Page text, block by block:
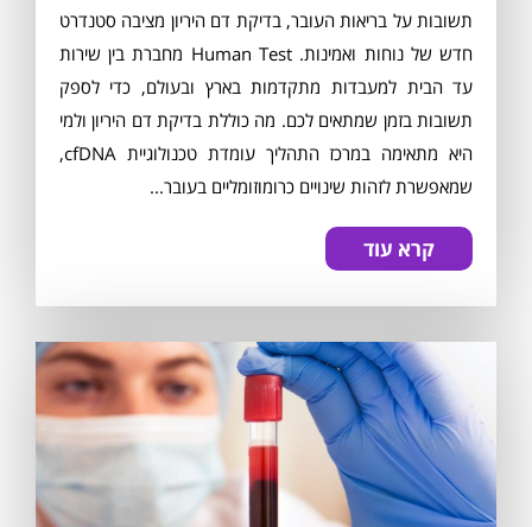
תשובות על בריאות העובר, בדיקת דם היריון מציבה סטנדרט
חדש של נוחות ואמינות. Human Test מחברת בין שירות
עד הבית למעבדות מתקדמות בארץ ובעולם, כדי לספק
תשובות בזמן שמתאים לכם. מה כוללת בדיקת דם היריון ולמי
היא מתאימה במרכז התהליך עומדת טכנולוגיית cfDNA,
שמאפשרת לזהות שינויים כרומוזומליים בעובר...
קרא עוד